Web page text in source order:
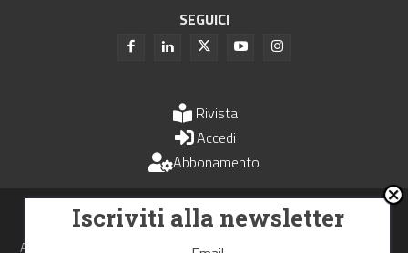
SEGUICI
Rivista
Accedi
Abbonamento
Uomini e Trasporti è un periodico associato all'Unione Stampa
Periodica Italiana - USPI
Autorizzazione del Tribunale di Bologna N.4993 del 15 giugno 1982
Iscriviti alla newsletter